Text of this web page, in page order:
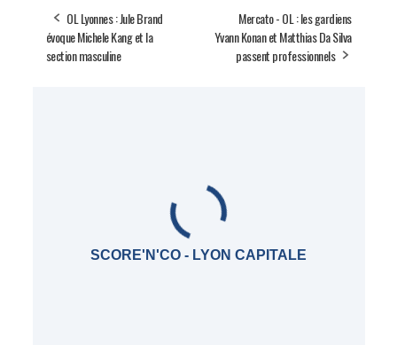
OL Lyonnes : Jule Brand
évoque Michele Kang et la
section masculine
Mercato - OL : les gardiens
Yvann Konan et Matthias Da Silva
passent professionnels
SCORE'N'CO - LYON CAPITALE